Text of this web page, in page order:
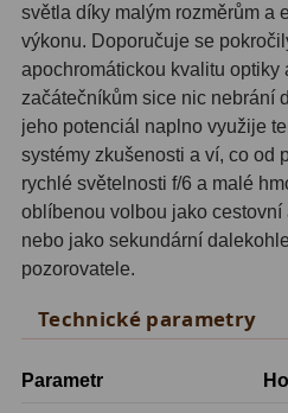
Objímky10
Motory a pohony
Upínací prvky13
Závaží3
Ostatní27
Diagonální zrcátka35
Diagonální hranoly
světla díky malým rozměrům a
výkonu. Doporučuje se
apochromátickou kvalitu
začátečníkům sice nic nebrání
jeho potenciál naplno využije
systémy zkušenosti a ví, co od
rychlé světelnosti f/6 a malé
oblíbenou volbou jako cestovní
nebo jako sekundární
pozorovatele.
Technické parametry
Parametr